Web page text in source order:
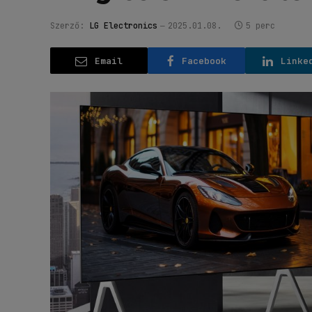
Szerző: LG Electronics 2025.01.08. 5 perc
Email Facebook